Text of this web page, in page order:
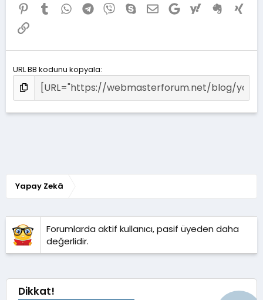
Pinterest
TumblrWhatsAppTelegram
Viber SkypeE-postaGoogleYahoo Evernote
Link
URL BB kodunu kopyala
Yapay Zekâ
Forumlarda aktif kullanıcı, pasif üyeden daha
değerlidir.
Dikkat!